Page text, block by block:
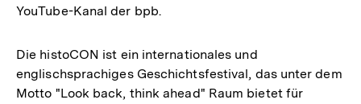
YouTube-Kanal der bpb.
Die histoCON ist ein internationales und
englischsprachiges Geschichtsfestival, das unter dem
Motto "Look back, think ahead" Raum bietet für